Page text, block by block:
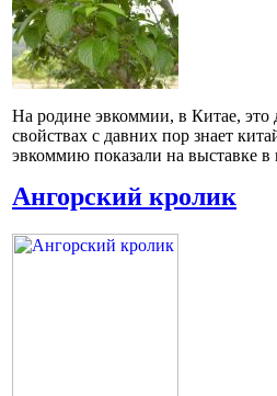
На родине эвкоммии, в Китае,
свойствах с давних пор знает
эвкоммию показали на выставке в
Ангорский кролик